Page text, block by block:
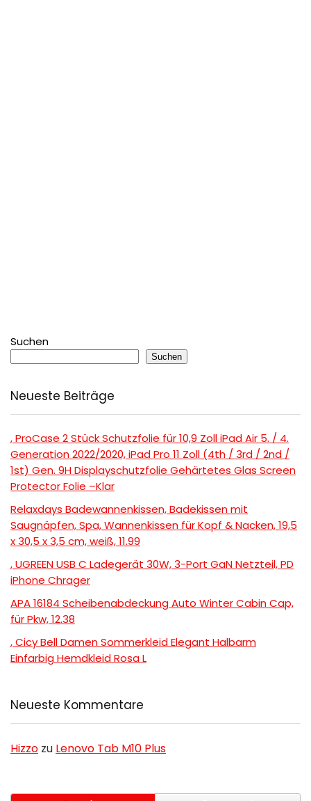
Suchen
Suchen
Neueste Beiträge
, ProCase 2 Stück Schutzfolie für 10,9 Zoll iPad Air 5. / 4.
Generation 2022/2020, iPad Pro 11 Zoll (4th / 3rd / 2nd /
1st) Gen. 9H Displayschutzfolie Gehärtetes Glas Screen
Protector Folie –Klar
Relaxdays Badewannenkissen, Badekissen mit
Saugnäpfen, Spa, Wannenkissen für Kopf & Nacken, 19,5
x 30,5 x 3,5 cm, weiß, 11.99
, UGREEN USB C Ladegerät 30W, 3-Port GaN Netzteil, PD
iPhone Chrager
APA 16184 Scheibenabdeckung Auto Winter Cabin Cap,
für Pkw, 12.38
, Cicy Bell Damen Sommerkleid Elegant Halbarm
Einfarbig Hemdkleid Rosa L
Neueste Kommentare
Hizzo zu Lenovo Tab M10 Plus